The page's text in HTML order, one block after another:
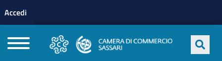
profilo utente
Accedi